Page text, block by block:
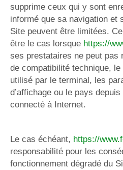
supprime ceux qui y sont
informé que sa navigation et
Site peuvent être limitées.
être le cas lorsque https://
ses prestataires ne peut pas
de compatibilité technique,
utilisé par le terminal, les
d’affichage ou le pays
connecté à Internet.
Le cas échéant, https://
responsabilité pour les
fonctionnement dégradé du